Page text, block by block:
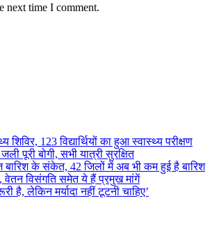
next time I comment.
123 विद्यार्थियों का हुआ स्वास्थ्य परीक्षण
बोगी, सभी यात्री सुरक्षित
के संकेत, 42 जिलों में अब भी कम हुई है बारिश
वेतन विसंगति समेत ये हैं प्रमुख मांगें
है, लेकिन मर्यादा नहीं टूटनी चाहिए’